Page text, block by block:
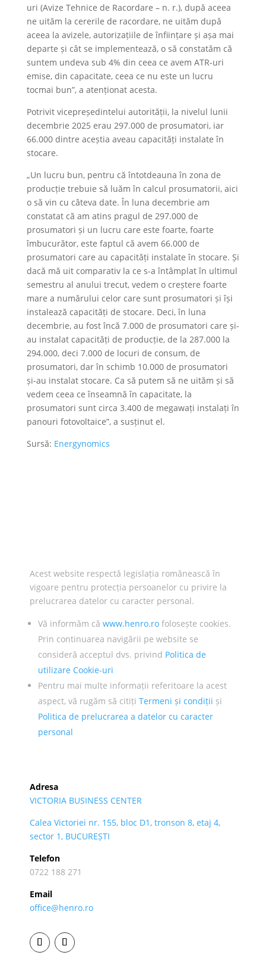
uri (Avize Tehnice de Racordare – n. r.), după aceea
ne uităm la cererile de racordare, ne uităm după
aceea la avizele, autorizațiile de înființare și așa mai
departe și cât se implementează, o să constatăm că
suntem undeva sub 4% din ceea ce avem ATR-uri
emise, din capacitate, ceea ce nu este un lucru
tocmai bun”, a atenționat acesta.
Potrivit vicepreședintelui autorității, la nivelul lunii
decembrie 2025 erau 297.000 de prosumatori, iar
66.000 dintre aceștia aveau capacități instalate în
stocare.
„Un lucru bun, pentru că întotdeauna în zona de
producție trebuie să luăm în calcul prosumatorii, aici
o să vin cu câteva date. În luna decembrie am
constatat că am atins pragul de 297.000 de
prosumatori și un lucru care este foarte, foarte
îmbucurător, este faptul că avem 66.000 de
prosumatori care au capacități instalate în stocare. Și
dacă mă uit comparativ la ce s-a întâmplat în ultimul
semestru al anului trecut, vedem o creștere foarte
mare a numărului celor care sunt prosumatori și își
instalează capacități de stocare. Deci, în luna
decembrie, au fost încă 7.000 de prosumatori care și-
au instalat capacități de producție, de la 287.000 la
294.000, deci 7.000 de locuri de consum, de
prosumatori, dar în schimb 10.000 de prosumatori
și-au instalat stocare. Ca să putem să ne uităm și să
vedem ceea ce înseamnă în capacitate, la
prosumatori sunt circa 3.400 de megawați instalați în
panouri fotovoltaice”, a susținut el.
Sursă: Energynomics
Acest website respectă legislația românească în
vigoare pentru protecția persoanelor cu privire la
prelucrarea datelor cu caracter personal.
Vă informăm că www.henro.ro folosește cookies.
Prin continuarea navigării pe website se
consideră acceptul dvs. privind Politica de
utilizare Cookie-uri
Pentru mai multe informații referitoare la acest
aspect, vă rugăm să citiți Termeni și condiții și
Politica de prelucrarea a datelor cu caracter
personal
Adresa
VICTORIA BUSINESS CENTER
Calea Victoriei nr. 155, bloc D1, tronson 8, etaj 4,
sector 1, BUCUREȘTI
Telefon
0722 188 271
Email
office@henro.ro